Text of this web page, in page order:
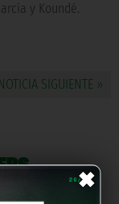
×
y Koundé.
NOTICIA SIGUIENTE »